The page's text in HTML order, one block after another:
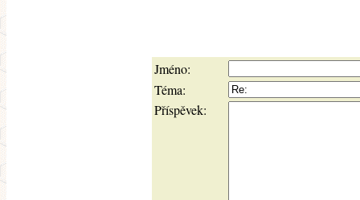
Jméno:
Téma:
Příspěvek: